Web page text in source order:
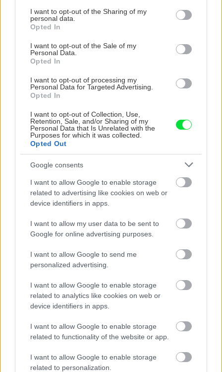
not limited to your visit or usage behaviour. You may click to
grant or deny consent to Google and its third-party tags to
use your data for below specified purposes in below Google
consent section.
I want to opt-out of the Sharing of my
personal data.
Opted In
I want to opt-out of the Sale of my
Personal Data.
Opted In
I want to opt-out of processing my
Personal Data for Targeted Advertising.
Opted In
I want to opt-out of Collection, Use,
Retention, Sale, and/or Sharing of my
Personal Data that Is Unrelated with the
Purposes for which it was collected.
Opted Out
Google consents
I want to allow Google to enable storage
related to advertising like cookies on web or
device identifiers in apps.
I want to allow my user data to be sent to
Google for online advertising purposes.
I want to allow Google to send me
personalized advertising.
I want to allow Google to enable storage
related to analytics like cookies on web or
device identifiers in apps.
I want to allow Google to enable storage
related to functionality of the website or app.
I want to allow Google to enable storage
related to personalization.
Trvalky, ktoré znesú
sucho a teplo? Tieto
ktoré slnko svieti celý
Nemusí to byť len
vašu záhradu
Môže aspirín zachrániť
rastliny? Pravda vás
možno prekvapí
podporiť k druhej vlne
kvitnutia?